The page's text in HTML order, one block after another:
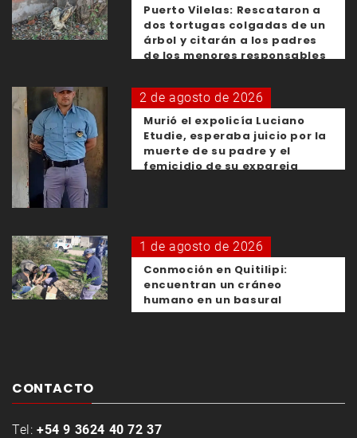
Puerto Vilelas: Rescataron a
dos tortugas colgadas de un
árbol y citarán a los padres
de los menores responsables
2 de agosto de 2026
Murió el expolicía Luciano
Etudie, esperaba juicio por la
muerte de su padre y el
femicidio de su expareja
1 de agosto de 2026
Conmoción en Quitilipi:
encuentran un cráneo
humano en un basural
CONTACTO
Tel: +54 9 3624 40 72 37